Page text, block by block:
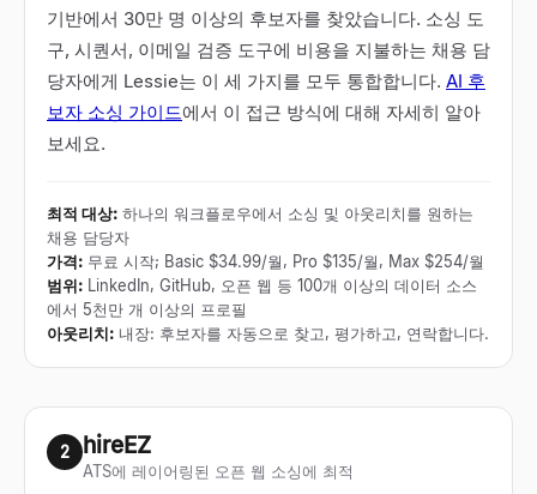
기반에서 30만 명 이상의 후보자를 찾았습니다. 소싱 도
구, 시퀀서, 이메일 검증 도구에 비용을 지불하는 채용 담
당자에게 Lessie는 이 세 가지를 모두 통합합니다. AI 후
보자 소싱 가이드에서 이 접근 방식에 대해 자세히 알아
보세요.
최적 대상: 하나의 워크플로우에서 소싱 및 아웃리치를 원하는
채용 담당자
가격: 무료 시작; Basic $34.99/월, Pro $135/월, Max $254/월
범위: LinkedIn, GitHub, 오픈 웹 등 100개 이상의 데이터 소스
에서 5천만 개 이상의 프로필
아웃리치: 내장: 후보자를 자동으로 찾고, 평가하고, 연락합니다.
2 hireEZ
ATS에 레이어링된 오픈 웹 소싱에 최적